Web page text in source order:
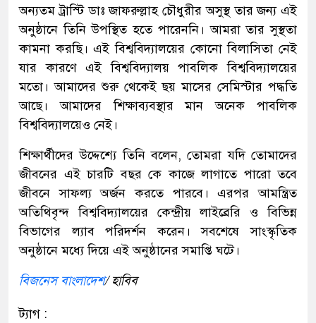
অন্যতম ট্রাস্টি ডাঃ জাফরুল্লাহ চৌধুরীর অসুস্থ তার জন্য এই
অনুষ্ঠানে তিনি উপস্থিত হতে পারেননি। আমরা তার সুস্থতা
কামনা করছি। এই বিশ্ববিদ্যালয়ের কোনো বিলাসিতা নেই
যার কারণে এই বিশ্ববিদ্যালয় পাবলিক বিশ্ববিদ্যালয়ের
মতো। আমাদের শুরু থেকেই ছয় মাসের সেমিস্টার পদ্ধতি
আছে। আমাদের শিক্ষাব্যবস্থার মান অনেক পাবলিক
বিশ্ববিদ্যালয়েও নেই।
শিক্ষার্থীদের উদ্দেশ্যে তিনি বলেন, তোমরা যদি তোমাদের
জীবনের এই চারটি বছর কে কাজে লাগাতে পারো তবে
জীবনে সাফল্য অর্জন করতে পারবে। এরপর আমন্ত্রিত
অতিথিবৃন্দ বিশ্ববিদ্যালয়ের কেন্দ্রীয় লাইব্রেরি ও বিভিন্ন
বিভাগের ল্যাব পরিদর্শন করেন। সবশেষে সাংস্কৃতিক
অনুষ্ঠানে মধ্যে দিয়ে এই অনুষ্ঠানের সমাপ্তি ঘটে।
বিজনেস বাংলাদেশ/ হাবিব
ট্যাগ :